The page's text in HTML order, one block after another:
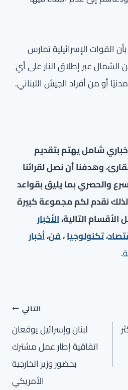
القوات الإسرائيلية تمارس
عبر إطلاق النار على أي
أو من أفراد الجيش اللبناني.
شامل يهتم بتقديم
وهدفنا أن نصل لقرائنا
والحصري بما يليق بقواعد
لذلك نقدم لكم مجموعة كبيرة
الأقسام التالية،الأخبار
،تكنولوجيا،فن،أخبار
.
التالي
لبنان وإسرائيل يوقعان
اتفاقية إطار عمل مشترك
بحضور وزير الخارجية
الأمريكي